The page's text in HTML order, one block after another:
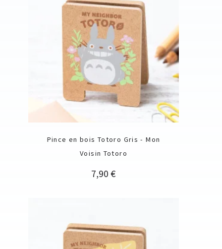
Pince en bois Totoro Gris - Mon
Voisin Totoro
Prix
7,90 €